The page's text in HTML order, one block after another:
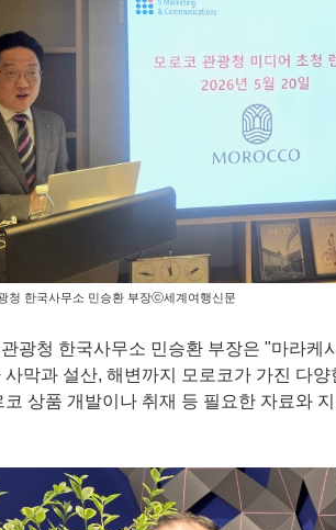
청 한국사무소 민승환 부장ⓒ세계여행신문
광청 한국사무소 민승환 부장은 "마라케
사막과 설산, 해변까지 모로코가 가진 다
코 상품 개발이나 취재 등 필요한 자료와